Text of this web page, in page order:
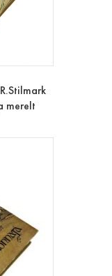
merelt